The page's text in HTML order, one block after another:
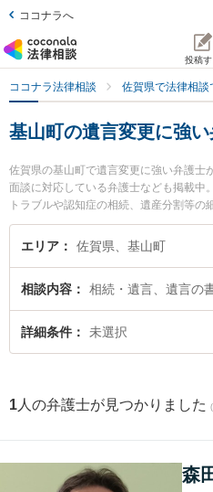
ココナラへ
投稿す
ココナラ法律相談 佐賀県で法律相談
基山町の遺言変更に強
佐賀県の基山町で遺言変更に強い弁護士
面談に対応している弁護士なども掲載中
トラブルや認知症の相続、遺産分割等
利です。特に筑紫野基山法律事務所の尾
護士費用、強みなどが注目されています
言変更のトラブルを今すぐに弁護士に相
談できる基山町内の弁護士に相談予約し
すすめです。
エリア 佐賀県、基山町
相談内容 相続・遺言、遺言の
詳細条件 未選択
1 人の弁護士が見つかりました
森